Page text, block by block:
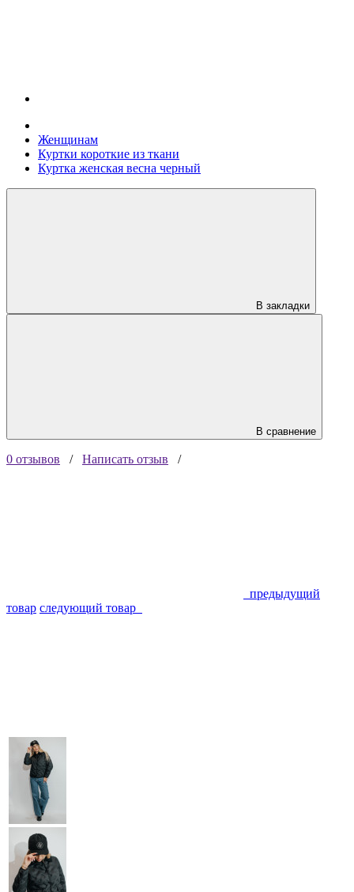
Женщинам
Куртки короткие из ткани
Куртка женская весна черный
В закладки
В сравнение
0 отзывов / Написать отзыв /
предыдущий
товар следующий товар